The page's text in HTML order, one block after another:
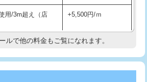
（VP・HI）使
33,000円
管（VP・HI）使
+8,800円
ング鋼管・銅
用/3m超え（店
+5,500円/ｍ
現地調査
ルで他の料金もご覧になれます。